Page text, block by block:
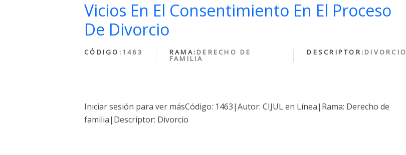
Vicios En El Consentimiento En El Proceso
De Divorcio
CÓDIGO: 1463 RAMA: DERECHO DE
FAMILIA
DESCRIPTOR: DIVORCIO
Iniciar sesión para ver másCódigo: 1463|Autor: CIJUL en Línea|Rama: Derecho de
familia|Descriptor: Divorcio